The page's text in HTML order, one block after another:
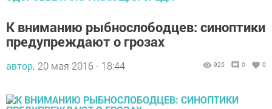
К вниманию рыбнослободцев: синоптики
предупреждают о грозах
автор, 20 мая 2016 - 18:44 920 0 0